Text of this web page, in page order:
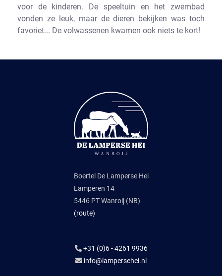
voor de kinderen. De speeltuin en het zwembad
vonden ze leuk, maar de dieren bekijken was toch
favoriet... De volwassenen kwamen ook niets te kort!
Boertel De Lamperse Hei
Lamperen 14
5446 PT Wanroij (NB)
(route)
+31 (0)6 - 4261 9936
info@lampersehei.nl